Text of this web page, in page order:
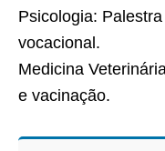
Psicologia:
vocacional.
Medicina
e vacinação.